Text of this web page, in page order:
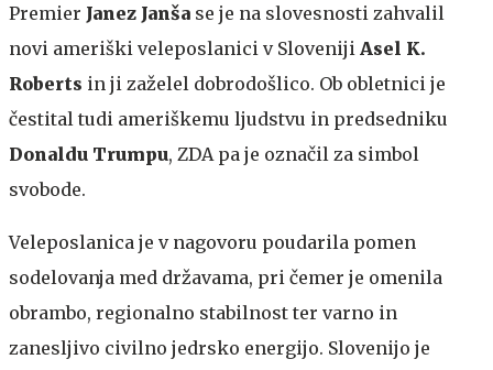
Premier Janez Janša se je na slovesnosti zahvalil
novi ameriški veleposlanici v Sloveniji Asel K.
Roberts in ji zaželel dobrodošlico. Ob obletnici je
čestital tudi ameriškemu ljudstvu in predsedniku
Donaldu Trumpu, ZDA pa je označil za simbol
svobode.
Veleposlanica je v nagovoru poudarila pomen
sodelovanja med državama, pri čemer je omenila
obrambo, regionalno stabilnost ter varno in
zanesljivo civilno jedrsko energijo. Slovenijo je